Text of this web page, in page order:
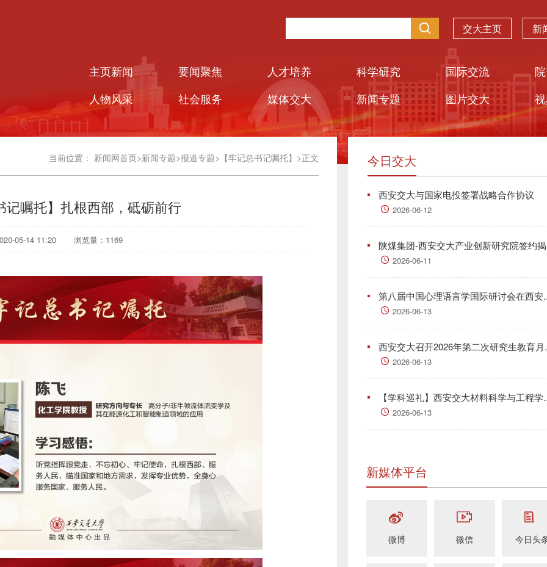
交大主页 新
主页新闻 要闻聚焦 人才培养 科学研究 国际交流
人物风采
社会服务 媒体交大 新闻专题 图片交大
当前位置： 新闻网首页>新闻专题>报道专题> 【牢记总书记嘱托】 >正文
记嘱托】扎根西部，砥砺前行
05-14 11:20 浏览量： 1169
今日交大
西安交大与国家电投签署战略合作协议
2026-06-12
陕煤集团-西安交大产业创新研究院签约
2026-06-11
第八届中国心理语言学国际研讨会在西安
2026-06-13
西安交大召开2026年第二次研究生教育月
2026-06-13
【学科巡礼】西安交大材料科学与工程学
2026-06-13
新媒体平台
微博 微信 今日头